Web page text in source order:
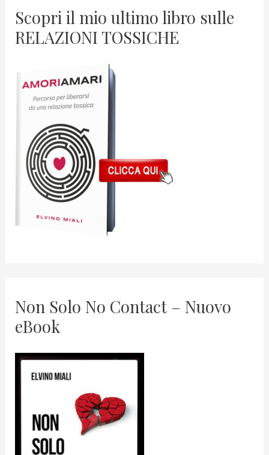
Scopri il mio ultimo libro sulle
RELAZIONI TOSSICHE
Non Solo No Contact – Nuovo
eBook